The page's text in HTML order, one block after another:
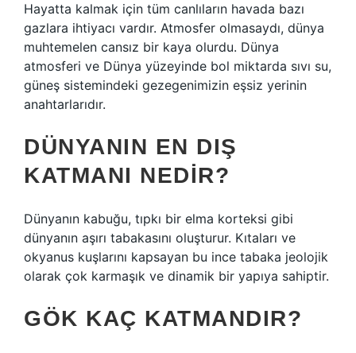
Hayatta kalmak için tüm canlıların havada bazı
gazlara ihtiyacı vardır. Atmosfer olmasaydı, dünya
muhtemelen cansız bir kaya olurdu. Dünya
atmosferi ve Dünya yüzeyinde bol miktarda sıvı su,
güneş sistemindeki gezegenimizin eşsiz yerinin
anahtarlarıdır.
DÜNYANIN EN DIŞ
KATMANI NEDIR?
Dünyanın kabuğu, tıpkı bir elma korteksi gibi
dünyanın aşırı tabakasını oluşturur. Kıtaları ve
okyanus kuşlarını kapsayan bu ince tabaka jeolojik
olarak çok karmaşık ve dinamik bir yapıya sahiptir.
GÖK KAÇ KATMANDIR?